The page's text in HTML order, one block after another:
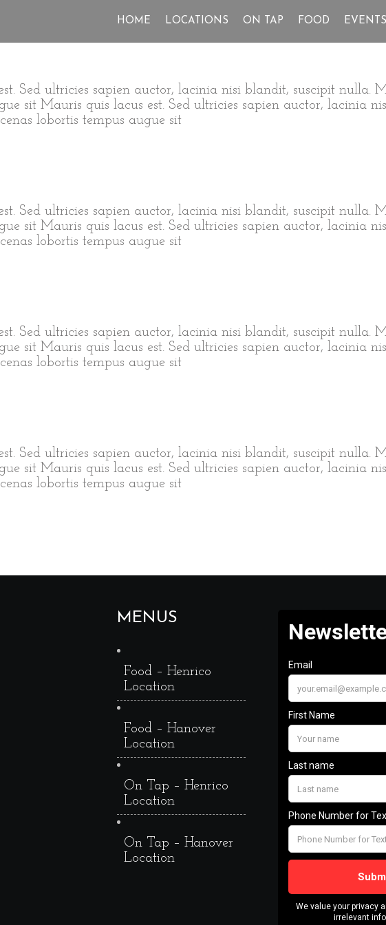
HOME LOCATIONS ON TAP FOOD EVENTS
Sed ultricies sapien auctor, lacinia nisi blandit, suscipit nulla.
sit Mauris quis lacus est. Sed ultricies sapien auctor, lacinia
lobortis tempus augue sit
Sed ultricies sapien auctor, lacinia nisi blandit, suscipit nulla.
sit Mauris quis lacus est. Sed ultricies sapien auctor, lacinia
lobortis tempus augue sit
Sed ultricies sapien auctor, lacinia nisi blandit, suscipit nulla.
sit Mauris quis lacus est. Sed ultricies sapien auctor, lacinia
lobortis tempus augue sit
Sed ultricies sapien auctor, lacinia nisi blandit, suscipit nulla.
sit Mauris quis lacus est. Sed ultricies sapien auctor, lacinia
lobortis tempus augue sit
MENUS
Food – Henrico
Location
Food – Hanover
Location
On Tap – Henrico
Location
On Tap – Hanover
Location